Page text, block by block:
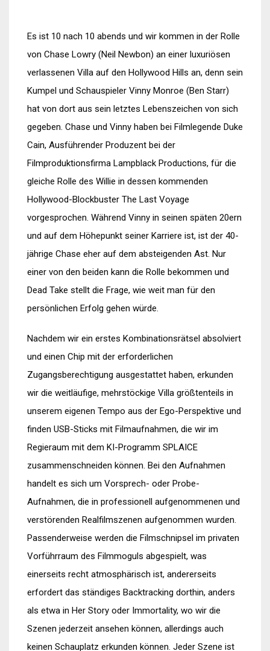
Es ist 10 nach 10 abends und wir kommen in der Rolle
von Chase Lowry (Neil Newbon) an einer luxuriösen
verlassenen Villa auf den Hollywood Hills an, denn sein
Kumpel und Schauspieler Vinny Monroe (Ben Starr)
hat von dort aus sein letztes Lebenszeichen von sich
gegeben. Chase und Vinny haben bei Filmlegende Duke
Cain, Ausführender Produzent bei der
Filmproduktionsfirma Lampblack Productions, für die
gleiche Rolle des Willie in dessen kommenden
Hollywood-Blockbuster The Last Voyage
vorgesprochen. Während Vinny in seinen späten 20ern
und auf dem Höhepunkt seiner Karriere ist, ist der 40-
jährige Chase eher auf dem absteigenden Ast. Nur
einer von den beiden kann die Rolle bekommen und
Dead Take stellt die Frage, wie weit man für den
persönlichen Erfolg gehen würde.
Nachdem wir ein erstes Kombinationsrätsel absolviert
und einen Chip mit der erforderlichen
Zugangsberechtigung ausgestattet haben, erkunden
wir die weitläufige, mehrstöckige Villa größtenteils in
unserem eigenen Tempo aus der Ego-Perspektive und
finden USB-Sticks mit Filmaufnahmen, die wir im
Regieraum mit dem KI-Programm SPLAICE
zusammenschneiden können. Bei den Aufnahmen
handelt es sich um Vorsprech- oder Probe-
Aufnahmen, die in professionell aufgenommenen und
verstörenden Realfilmszenen aufgenommen wurden.
Passenderweise werden die Filmschnipsel im privaten
Vorführraum des Filmmoguls abgespielt, was
einerseits recht atmosphärisch ist, andererseits
erfordert das ständiges Backtracking dorthin, anders
als etwa in Her Story oder Immortality, wo wir die
Szenen jederzeit ansehen können, allerdings auch
keinen Schauplatz erkunden können. Jeder Szene ist